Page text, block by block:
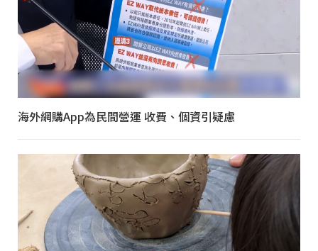
海外網購App為民間營運 收費、個資引疑慮